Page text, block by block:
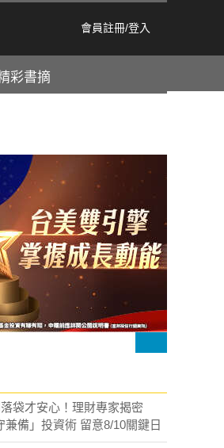
會員註冊/登入
彩書摘
袋才安心！理財專家揭密
兼備」投資術 留意8/10關鍵日